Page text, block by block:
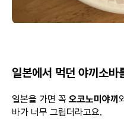
일본에서 먹던 야끼소바
일본을 가면 꼭 오코노미야끼
바가 너무 그립더라고요.